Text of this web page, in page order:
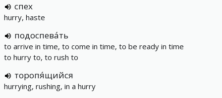
спех
hurry, haste
подоспева́ть
to arrive in time, to come in time, to be ready in time
to hurry to, to rush to
торопя́щийся
hurrying, rushing, in a hurry